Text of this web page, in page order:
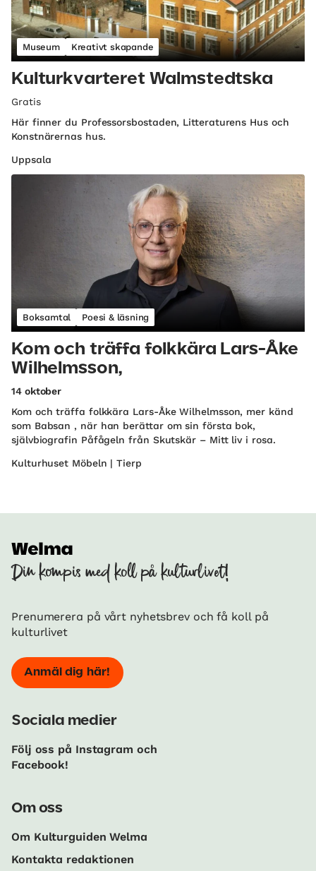
Museum Kreativt skapande
Kulturkvarteret Walmstedtska
Gratis
Här finner du Professorsbostaden, Litteraturens Hus och
Konstnärernas hus.
Uppsala
Boksamtal Poesi & läsning
Kom och träffa folkkära Lars-Åke
Wilhelmsson,
14 oktober
Kom och träffa folkkära Lars-Åke Wilhelmsson, mer känd
som Babsan , när han berättar om sin första bok,
självbiografin Påfågeln från Skutskär – Mitt liv i rosa.
Kulturhuset Möbeln | Tierp
Din kompis med koll på kulturlivet!
Prenumerera på vårt nyhetsbrev och få koll på
kulturlivet
Anmäl dig här!
Sociala medier
Följ oss på Instagram och
Facebook!
Om oss
Om Kulturguiden Welma
Kontakta redaktionen